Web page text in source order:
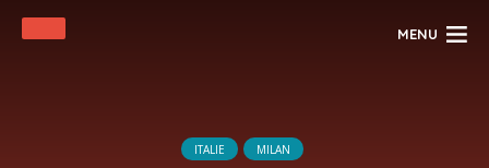
MENU
ITALIE MILAN